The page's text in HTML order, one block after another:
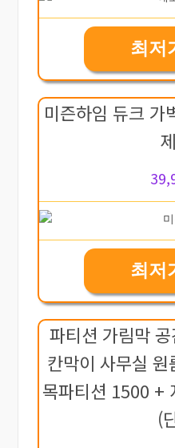
최저
미즌하임 듀크 가
최저
파티션 가림막
칸막이 사무실
목파티션 1500 +
(